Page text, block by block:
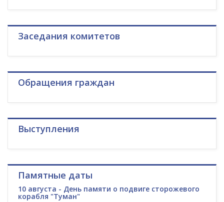
Заседания комитетов
Обращения граждан
Выступления
Памятные даты
10 августа - День памяти о подвиге сторожевого
корабля "Туман"